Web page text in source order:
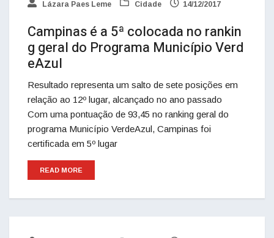
Lázara Paes Leme Cidade 14/12/2017
Campinas é a 5ª colocada no rankin
g geral do Programa Município Verd
eAzul
Resultado representa um salto de sete posições em
relação ao 12º lugar, alcançado no ano passado
Com uma pontuação de 93,45 no ranking geral do
programa Município VerdeAzul, Campinas foi
certificada em 5º lugar
READ MORE